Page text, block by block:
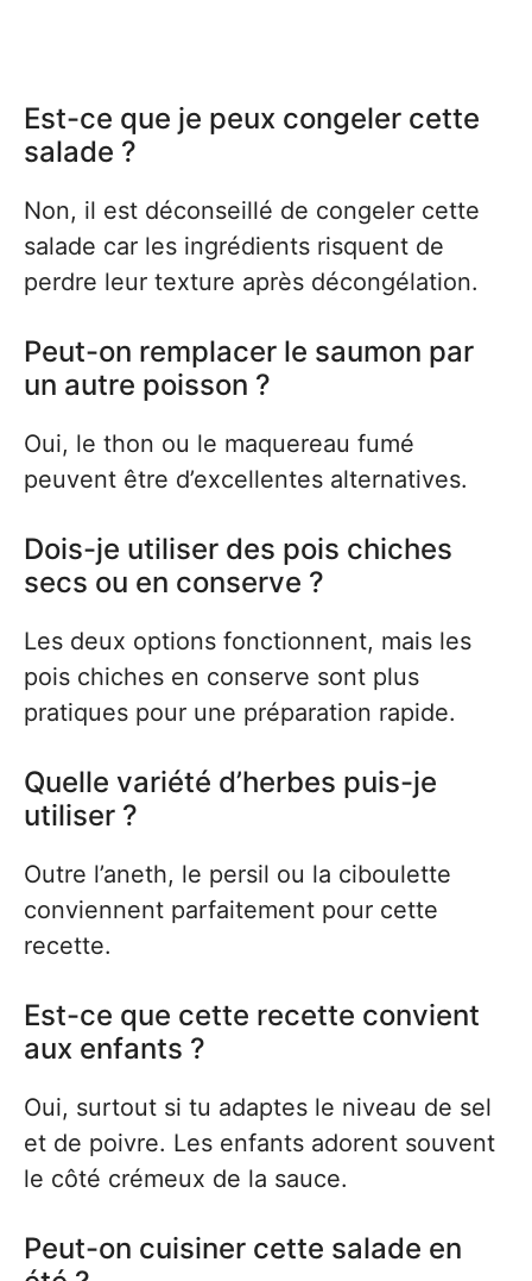
Est-ce que je peux congeler cette
salade ?
Non, il est déconseillé de congeler cette
salade car les ingrédients risquent de
perdre leur texture après décongélation.
Peut-on remplacer le saumon par
un autre poisson ?
Oui, le thon ou le maquereau fumé
peuvent être d’excellentes alternatives.
Dois-je utiliser des pois chiches
secs ou en conserve ?
Les deux options fonctionnent, mais les
pois chiches en conserve sont plus
pratiques pour une préparation rapide.
Quelle variété d’herbes puis-je
utiliser ?
Outre l’aneth, le persil ou la ciboulette
conviennent parfaitement pour cette
recette.
Est-ce que cette recette convient
aux enfants ?
Oui, surtout si tu adaptes le niveau de sel
et de poivre. Les enfants adorent souvent
le côté crémeux de la sauce.
Peut-on cuisiner cette salade en